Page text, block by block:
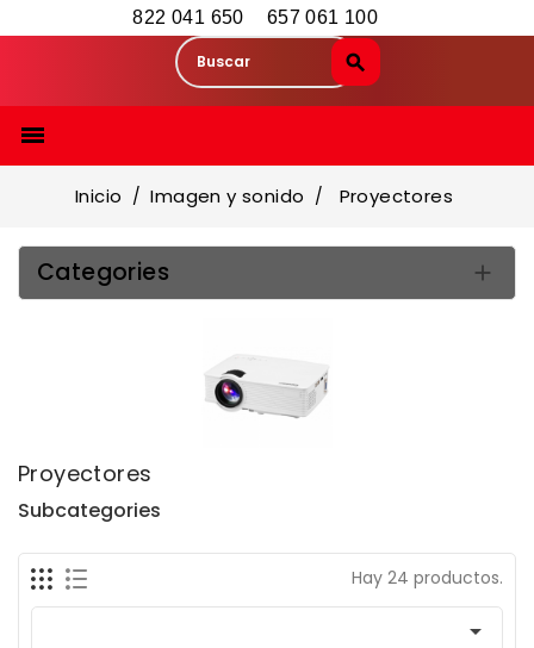
822 041 650 657 061 100

Inicio Imagen y sonido Proyectores
Categories 
Proyectores
Subcategories
Hay 24 productos.
